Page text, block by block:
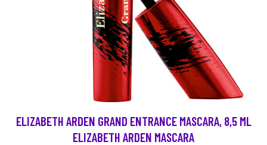
ELIZABETH ARDEN GRAND ENTRANCE MASCARA, 8,5 ML
ELIZABETH ARDEN MASCARA